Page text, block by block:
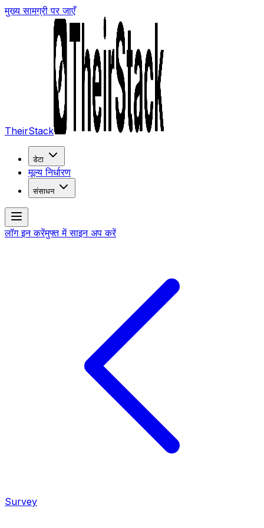
मुख्य सामग्री पर जाएँ
TheirStack
डेटा
मूल्य निर्धारण
संसाधन
लॉग इन करेंमुफ्त में साइन अप करें
Survey